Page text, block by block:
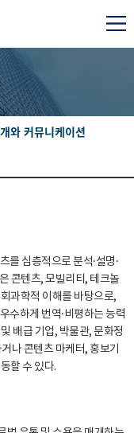
와 커뮤니케이션
를 심층적으로 분석·설명·
콘텐츠, 모빌리티, 테크놀
과학적 이해를 바탕으로,
수하게 번역·비평하는 능력
배급 기업, 박물관, 문화정
나 콘텐츠 마케터, 홍보기
할 수 있다.